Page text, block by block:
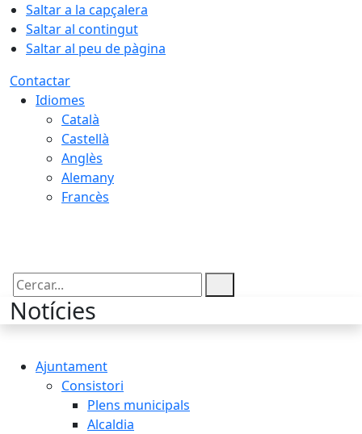
Saltar a la capçalera
Saltar al contingut
Saltar al peu de pàgina
Contactar
Idiomes
Català
Castellà
Anglès
Alemany
Francès
Cercar:
Notícies
Ajuntament
Consistori
Plens municipals
Alcaldia